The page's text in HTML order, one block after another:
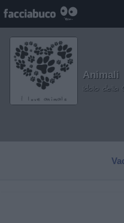
Animali
Idolo della